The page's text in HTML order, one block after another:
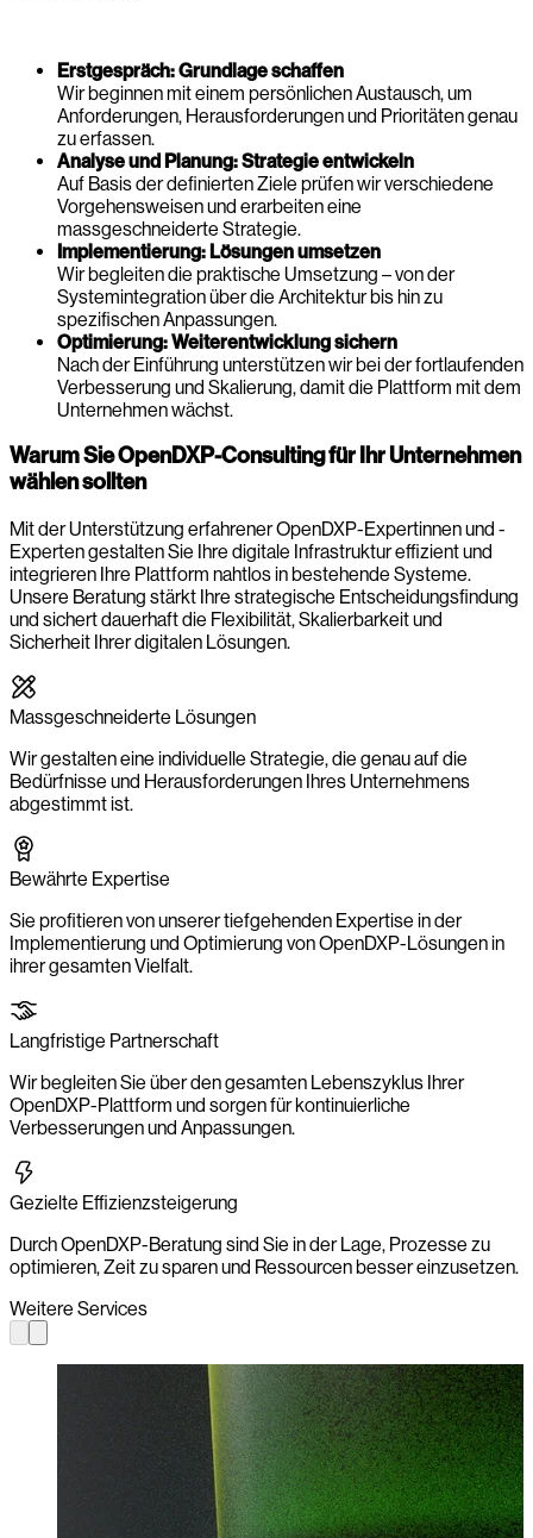
Erstgespräch: Grundlage schaffen
Wir beginnen mit einem persönlichen Austausch, um
Anforderungen, Herausforderungen und Prioritäten genau
zu erfassen.
Analyse und Planung: Strategie entwickeln
Auf Basis der definierten Ziele prüfen wir verschiedene
Vorgehensweisen und erarbeiten eine
massgeschneiderte Strategie.
Implementierung: Lösungen umsetzen
Wir begleiten die praktische Umsetzung – von der
Systemintegration über die Architektur bis hin zu
spezifischen Anpassungen.
Optimierung: Weiterentwicklung sichern
Nach der Einführung unterstützen wir bei der fortlaufenden
Verbesserung und Skalierung, damit die Plattform mit dem
Unternehmen wächst.
Warum Sie OpenDXP-Consulting für Ihr Unternehmen
wählen sollten
Mit der Unterstützung erfahrener OpenDXP-Expertinnen und -
Experten gestalten Sie Ihre digitale Infrastruktur effizient und
integrieren Ihre Plattform nahtlos in bestehende Systeme.
Unsere Beratung stärkt Ihre strategische Entscheidungsfindung
und sichert dauerhaft die Flexibilität, Skalierbarkeit und
Sicherheit Ihrer digitalen Lösungen.
Massgeschneiderte Lösungen
Wir gestalten eine individuelle Strategie, die genau auf die
Bedürfnisse und Herausforderungen Ihres Unternehmens
abgestimmt ist.
Bewährte Expertise
Sie profitieren von unserer tiefgehenden Expertise in der
Implementierung und Optimierung von OpenDXP-Lösungen in
ihrer gesamten Vielfalt.
Langfristige Partnerschaft
Wir begleiten Sie über den gesamten Lebenszyklus Ihrer
OpenDXP-Plattform und sorgen für kontinuierliche
Verbesserungen und Anpassungen.
Gezielte Effizienzsteigerung
Durch OpenDXP-Beratung sind Sie in der Lage, Prozesse zu
optimieren, Zeit zu sparen und Ressourcen besser einzusetzen.
Weitere Services